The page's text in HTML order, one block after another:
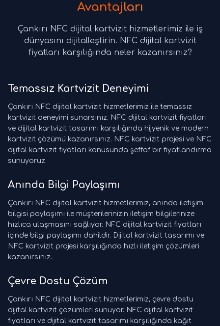
Avantajları
Çankırı NFC dijital kartvizit hizmetlerimiz ile iş
dünyasını dijitalleştirin. NFC dijital kartvizit
fiyatları karşılığında neler kazanırsınız?
Temassız Kartvizit Deneyimi
Çankırı NFC dijital kartvizit hizmetlerimiz ile temassız
kartvizit deneyimi sunarsınız. NFC dijital kartvizit fiyatları
ve dijital kartvizit tasarımı karşılığında hijyenik ve modern
kartvizit çözümü kazanırsınız. NFC kartvizit projesi ve NFC
dijital kartvizit fiyatları konusunda şeffaf bir fiyatlandırma
sunuyoruz.
Anında Bilgi Paylaşımı
Çankırı NFC dijital kartvizit hizmetlerimiz, anında iletişim
bilgisi paylaşımı ile müşterilerinizin iletişim bilgilerinize
hızlıca ulaşmasını sağlıyor. NFC dijital kartvizit fiyatları
içinde bilgi paylaşımı dahildir. Dijital kartvizit tasarımı ve
NFC kartvizit projesi karşılığında hızlı iletişim çözümleri
kazanırsınız.
Çevre Dostu Çözüm
Çankırı NFC dijital kartvizit hizmetlerimiz, çevre dostu
dijital kartvizit çözümleri sunuyor. NFC dijital kartvizit
fiyatları ve dijital kartvizit tasarımı karşılığında kağıt